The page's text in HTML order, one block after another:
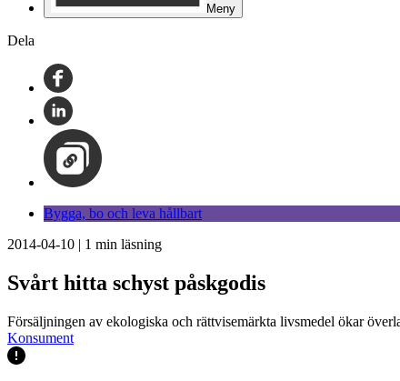
Meny
Dela
Bygga, bo och leva hållbart
2014-04-10 | 1 min läsning
Svårt hitta schyst påskgodis
Försäljningen av ekologiska och rättvisemärkta livsmedel ökar
Konsument